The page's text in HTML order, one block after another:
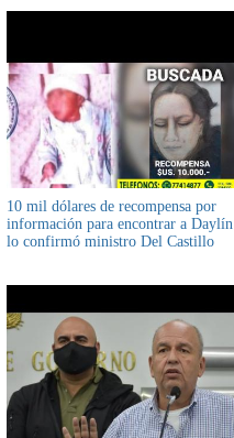
10 mil dólares de recompensa por
información para encontrar a Daylín
lo confirmó ministro Del Castillo